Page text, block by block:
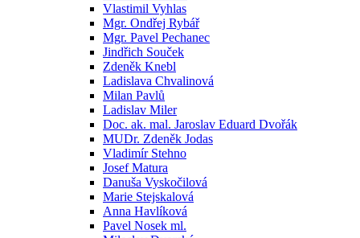
Vlastimil Vyhlas
Mgr. Ondřej Rybář
Mgr. Pavel Pechanec
Jindřich Souček
Zdeněk Knebl
Ladislava Chvalinová
Milan Pavlů
Ladislav Miler
Doc. ak. mal. Jaroslav Eduard Dvořák
MUDr. Zdeněk Jodas
Vladimír Stehno
Josef Matura
Danuša Vyskočilová
Marie Stejskalová
Anna Havlíková
Pavel Nosek ml.